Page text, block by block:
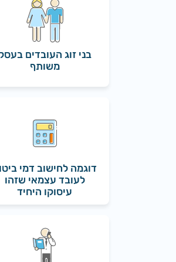
בני זוג העובדים בעסק
משותף
דוגמה לחישוב דמי ביטוח
לעובד עצמאי שזהו
עיסוקו היחיד